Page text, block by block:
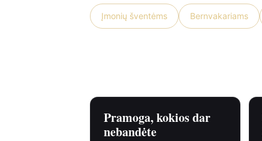
Įmonių šventėms Bernvakariams
Pramoga, kokios dar
nebandėte